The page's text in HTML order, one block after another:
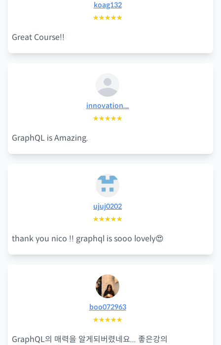
koag132
★★★★★
Great Course!!
innovation...
★★★★★
GraphQL is Amazing.
ujuj0202
★★★★★
thank you nico !! graphql is sooo lovely😍
boo072963
★★★★★
GraphQL의 매력을 알게되버렸네요... 좋은강의